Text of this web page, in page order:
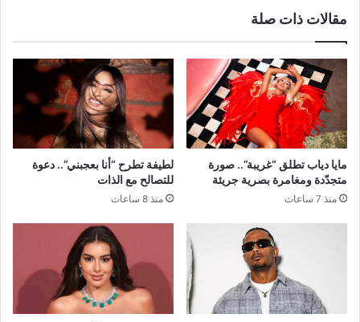
مقالات ذات صلة
مايا دياب تطلق “غريبة”.. صورة
متجدّدة ومغامرة بصرية جريئة
منذ 7 ساعات
لطيفة تطرح “أنا بعجبني”.. دعوة
للتصالح مع الذات
منذ 8 ساعات